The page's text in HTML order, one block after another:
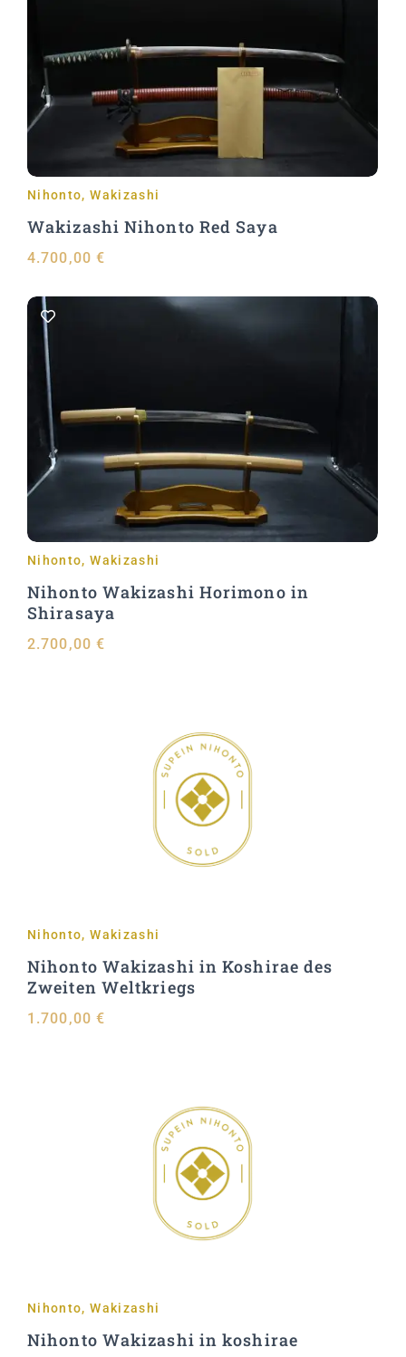
In den Warenkorb
Nihonto, Wakizashi
Wakizashi Nihonto Red Saya
4.700,00 €
In den Warenkorb
Nihonto, Wakizashi
Nihonto Wakizashi Horimono in
Shirasaya
2.700,00 €
In den Warenkorb
Nihonto, Wakizashi
Nihonto Wakizashi in Koshirae des
Zweiten Weltkriegs
1.700,00 €
In den Warenkorb
Nihonto, Wakizashi
Nihonto Wakizashi in koshirae